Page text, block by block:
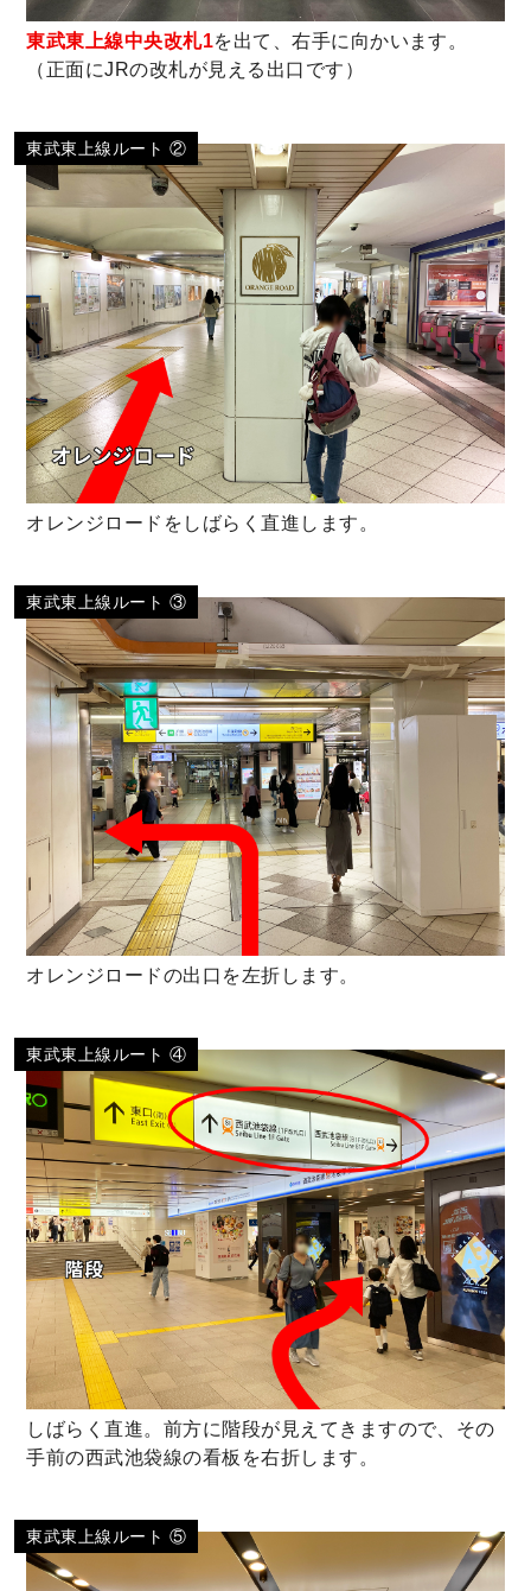
東武東上線中央改札1を出て、右手に向かいます。
（正面にJRの改札が見える出口です）
東武東上線ルート ②
オレンジロードをしばらく直進します。
東武東上線ルート ③
オレンジロードの出口を左折します。
東武東上線ルート ④
しばらく直進。前方に階段が見えてきますので、その
手前の西武池袋線の看板を右折します。
東武東上線ルート ⑤